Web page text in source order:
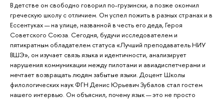
В детстве он свободно говорил по-грузински, а позже окончил
греческую школу с отличием. Он успел пожить в разных странах и в
Ессентуках — на улице, названной в честь его деда, Героя
Советского Союза. Сегодня, будучи исследователем и
пятикратным обладателем статуса «Лучший преподаватель НИУ
ВШЭ», он изучает связь языка и идентичности, анализирует
нарушения коммуникации между пилотами и авиадиспетчерами и
мечтает возвращать людям забытые языки. Доцент Школы
филологических наук ФГН Денис Юрьевич Зубалов стал гостем
нашего интервью. Он объяснил, почему язык — это не просто